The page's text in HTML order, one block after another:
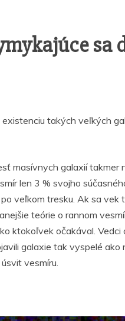
sa
takých veľkých
masívnych galaxií takmer
len 3 % svojho
veľkom tresku. Ak sa vek
teórie o rannom
ktokoľvek očakával. Vedci
galaxie tak vyspelé
vesmíru.